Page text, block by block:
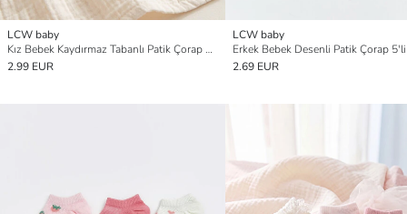
LCW baby
Kız Bebek Kaydırmaz Tabanlı Patik Çorap 5'li
2.99 EUR
LCW baby
Erkek Bebek Desenli Patik Çorap 5'li
2.69 EUR